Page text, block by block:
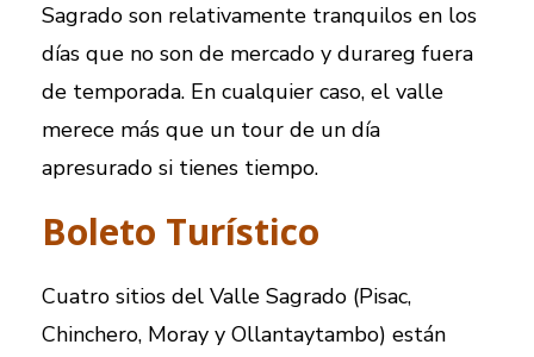
Sagrado son relativamente tranquilos en los
días que no son de mercado y durareg fuera
de temporada. En cualquier caso, el valle
merece más que un tour de un día
apresurado si tienes tiempo.
Boleto Turístico
Cuatro sitios del Valle Sagrado (Pisac,
Chinchero, Moray y Ollantaytambo) están